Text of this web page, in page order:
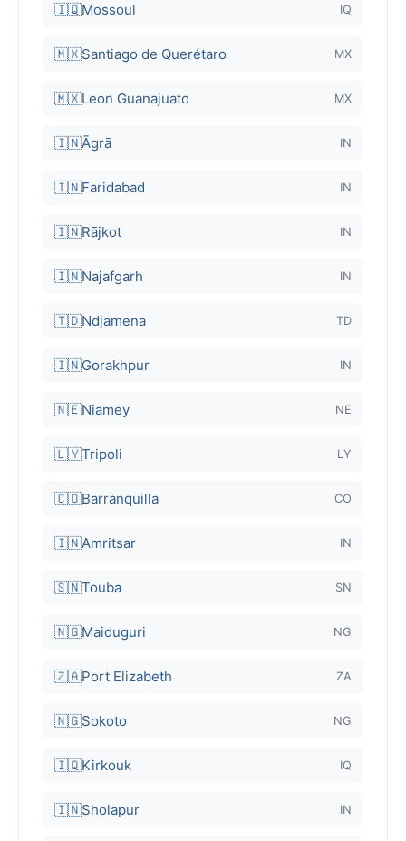
🇮🇶Mossoul IQ
🇲🇽Santiago de Querétaro MX
🇲🇽Leon Guanajuato MX
🇮🇳Āgrā IN
🇮🇳Faridabad IN
🇮🇳Rājkot IN
🇮🇳Najafgarh IN
🇹🇩Ndjamena TD
🇮🇳Gorakhpur IN
🇳🇪Niamey NE
🇱🇾Tripoli LY
🇨🇴Barranquilla CO
🇮🇳Amritsar IN
🇸🇳Touba SN
🇳🇬Maiduguri NG
🇿🇦Port Elizabeth ZA
🇳🇬Sokoto NG
🇮🇶Kirkouk IQ
🇮🇳Sholapur IN